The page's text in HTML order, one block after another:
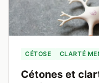
CÉTOSE CLARTÉ
Cétones et